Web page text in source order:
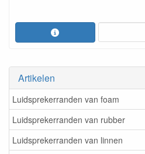
Artikelen
Luidsprekerranden van foam
Luidsprekerranden van rubber
Luidsprekerranden van linnen